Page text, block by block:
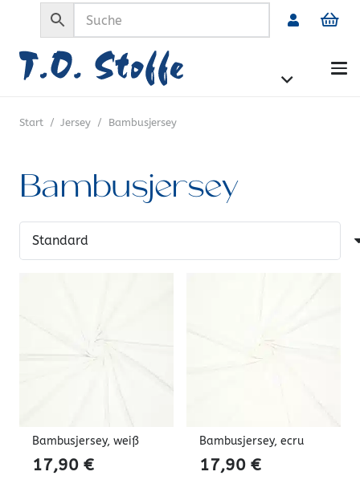
Start / Jersey / Bambusjersey
Bambusjersey
Bambusjersey, weiß
17,90 €
Bambusjersey, ecru
17,90 €